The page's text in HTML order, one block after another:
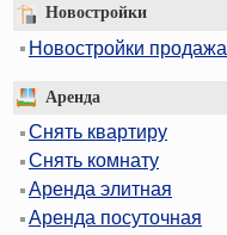
Новостройки
Новостройки продажа
Аренда
Снять квартиру
Снять комнату
Аренда элитная
Аренда посуточная